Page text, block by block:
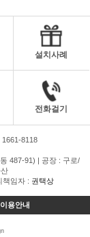
설치사례
전화걸기
8118
487-91) | 공장 : 구로/
책임자 : 권택상
이용안내